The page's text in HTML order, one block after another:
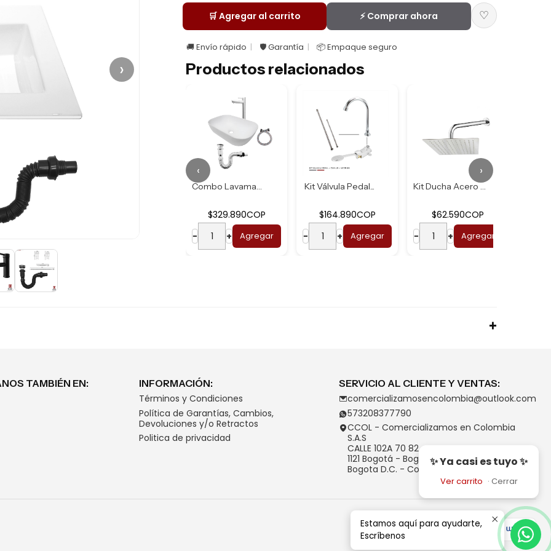
›
🛒 Agregar al carrito ⚡ Comprar ahora ♡
🚚 Envío rápido 🛡️ Garantía 📦 Empaque seguro
Productos relacionados
Combo Lavamanos B...
$329.890COP
−
+ Agregar
Kit Válvula Pedal...
$164.890COP
−
+ Agregar
Kit Ducha Acero U...
$62.590COP
−
+ Agregar
‹ ›
✨ Ya casi es tuyo ✨
Ver carrito · Cerrar
TAMBIÉN EN:
INFORMACIÓN:
Términos y Condiciones
Política de Garantías, Cambios,
Devoluciones y/o Retractos
Politica de privacidad
SERVICIO AL CLIENTE Y VENTAS:
comercializamosencolombia@outlook.com
573208377790
CCOL - Comercializamos en Colombia
S.A.S
CALLE 102A 70 82
1121 Bogotá - Bogotá D.C.
Bogota D.C. - Colombia
Estamos aquí para ayudarte,
Escríbenos